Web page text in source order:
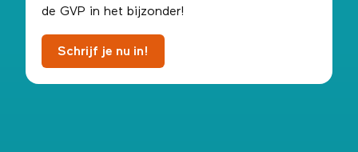
de GVP in het bijzonder!
Schrijf je nu in!